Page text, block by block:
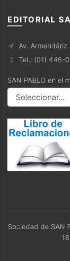
EDITORIAL
Av. Armendáriz
Tel.: (01) 446-
SAN PABLO en el
Sociedad de SAN